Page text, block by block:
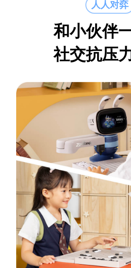
人人对弈
和小伙伴
社交抗压